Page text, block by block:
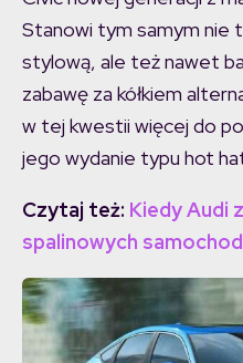
Stanowi tym samym nie
stylową, ale też nawet
zabawę za kółkiem
w tej kwestii więcej do
jego wydanie typu hot
Czytaj też: Kiedy Audi
spalinowych